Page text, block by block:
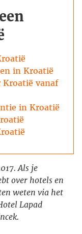
in Kroatië
Kroatië vanaf
in Kroatië
Als je
over hotels en
weten via het
Lapad